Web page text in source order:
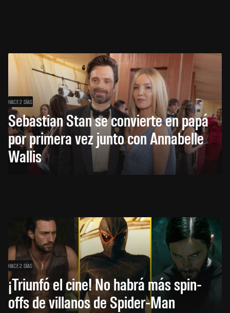
HACE 2 DÍAS
Sebastian Stan se convierte en papá
por primera vez junto con Annabelle
Wallis
HACE 2 DÍAS
¡Triunfó el cine! No habrá más spin-
offs de villanos de Spider-Man